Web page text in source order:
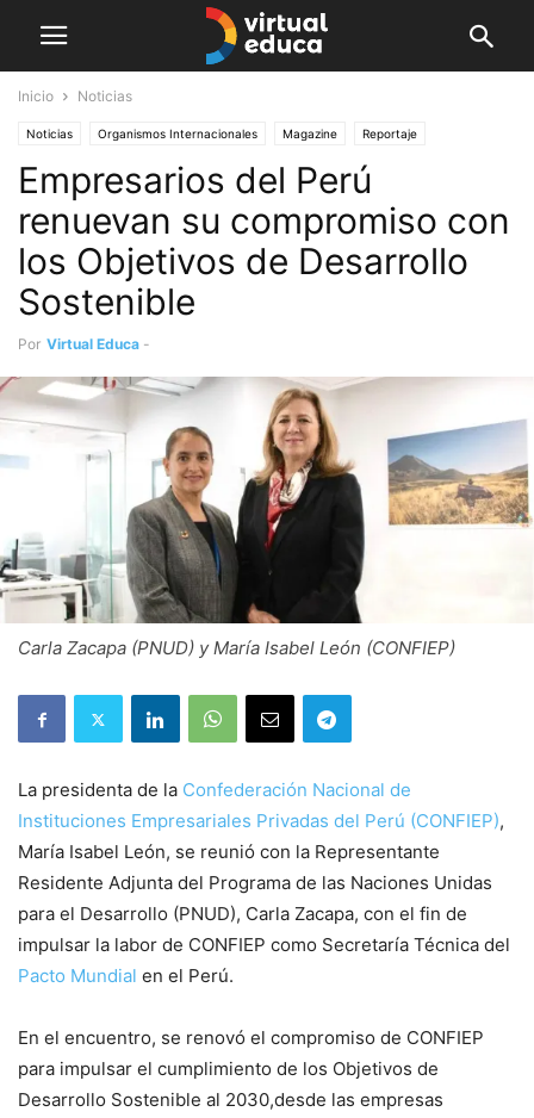
Inicio Noticias
Noticias Organismos Internacionales Magazine Reportaje
Empresarios del Perú
renuevan su compromiso con
los Objetivos de Desarrollo
Sostenible
Por Virtual Educa -
Carla Zacapa (PNUD) y María Isabel León (CONFIEP)
La presidenta de la Confederación Nacional de
Instituciones Empresariales Privadas del Perú (CONFIEP),
María Isabel León, se reunió con la Representante
Residente Adjunta del Programa de las Naciones Unidas
para el Desarrollo (PNUD), Carla Zacapa, con el fin de
impulsar la labor de CONFIEP como Secretaría Técnica del
Pacto Mundial en el Perú.
En el encuentro, se renovó el compromiso de CONFIEP
para impulsar el cumplimiento de los Objetivos de
Desarrollo Sostenible al 2030,desde las empresas